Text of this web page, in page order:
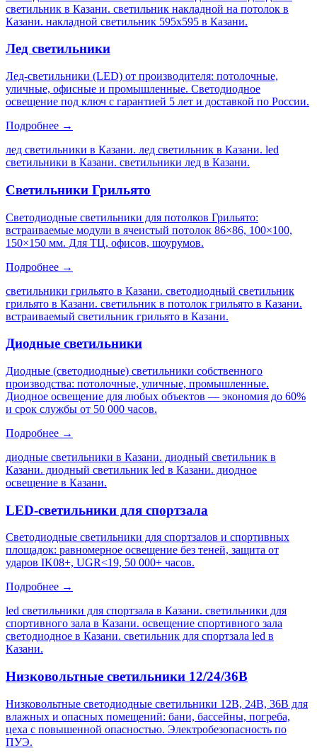
светильник в Казани. светильник накладной на потолок в
Казани. накладной светильник 595х595 в Казани.
Лед светильники
Лед-светильники (LED) от производителя: потолочные,
уличные, офисные и промышленные. Светодиодное
освещение под ключ с гарантией 5 лет и доставкой по России.
Подробнее →
лед светильники в Казани. лед светильник в Казани. led
светильники в Казани. светильники лед в Казани.
Светильники Грильято
Светодиодные светильники для потолков Грильято:
встраиваемые модули в ячеистый потолок 86×86, 100×100,
150×150 мм. Для ТЦ, офисов, шоурумов.
Подробнее →
светильники грильято в Казани. светодиодный светильник
грильято в Казани. светильник в потолок грильято в Казани.
встраиваемый светильник грильято в Казани.
Диодные светильники
Диодные (светодиодные) светильники собственного
производства: потолочные, уличные, промышленные.
Диодное освещение для любых объектов — экономия до 60%
и срок службы от 50 000 часов.
Подробнее →
диодные светильники в Казани. диодный светильник в
Казани. диодный светильник led в Казани. диодное
освещение в Казани.
LED-светильники для спортзала
Светодиодные светильники для спортзалов и спортивных
площадок: равномерное освещение без теней, защита от
ударов IK08+, UGR<19, 50 000+ часов.
Подробнее →
led светильники для спортзала в Казани. светильники для
спортивного зала в Казани. освещение спортивного зала
светодиодное в Казани. светильник для спортзала led в
Казани.
Низковольтные светильники 12/24/36В
Низковольтные светодиодные светильники 12В, 24В, 36В для
влажных и опасных помещений: бани, бассейны, погреба,
цеха с повышенной опасностью. Электробезопасность по
ПУЭ.